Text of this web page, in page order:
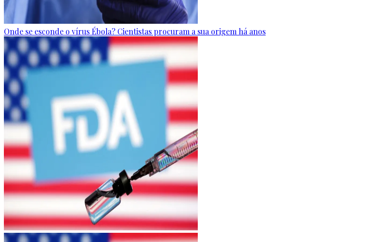
Onde se esconde o vírus Ébola? Cientistas procuram a sua origem há anos